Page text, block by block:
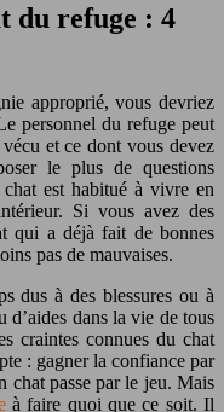
du refuge : 4
approprié, vous devriez
personnel du refuge peut
et ce dont vous devez
le plus de questions
est habitué à vivre en
Si vous avez des
qui a déjà fait de bonnes
pas de mauvaises.
dus à des blessures ou à
d’aides dans la vie de tous
craintes connues du chat
: gagner la confiance par
chat passe par le jeu. Mais
à faire quoi que ce soit. Il